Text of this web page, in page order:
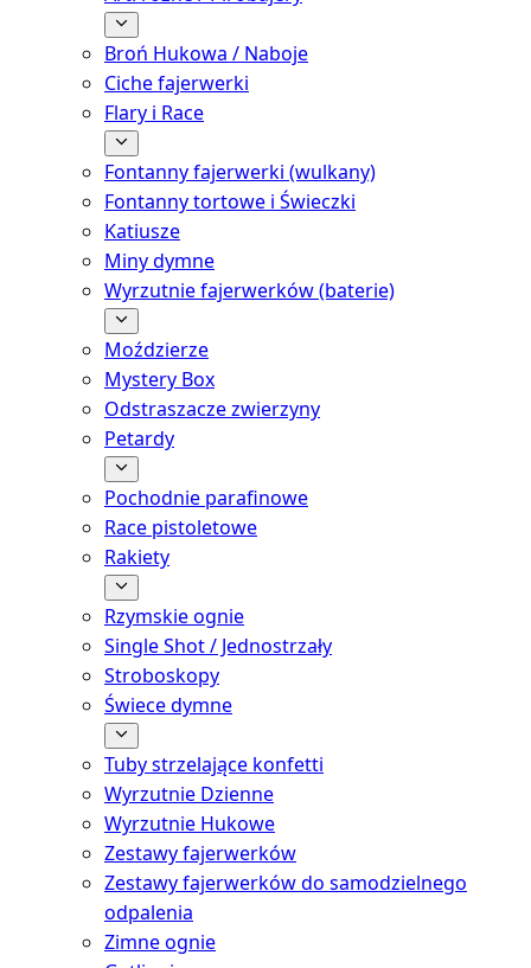
Broń Hukowa / Naboje
Ciche fajerwerki
Flary i Race
Fontanny fajerwerki (wulkany)
Fontanny tortowe i Świeczki
Katiusze
Miny dymne
Wyrzutnie fajerwerków (baterie)
Moździerze
Mystery Box
Odstraszacze zwierzyny
Petardy
Pochodnie parafinowe
Race pistoletowe
Rakiety
Rzymskie ognie
Single Shot / Jednostrzały
Stroboskopy
Świece dymne
Tuby strzelające konfetti
Wyrzutnie Dzienne
Wyrzutnie Hukowe
Zestawy fajerwerków
Zestawy fajerwerków do samodzielnego
odpalenia
Zimne ognie